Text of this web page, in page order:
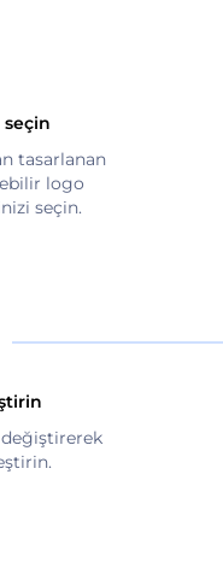
tasarlanan
logo
seçin.
değiştirerek